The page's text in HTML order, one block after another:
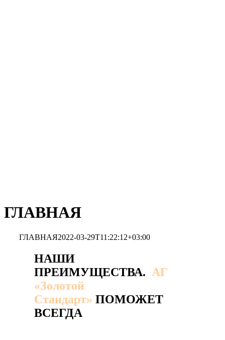
ГЛАВНАЯ
ГЛАВНАЯ2022-03-29T11:22:12+03:00
НАШИ
ПРЕИМУЩЕСТВА. АГ
«Золотой
Стандарт» ПОМОЖЕТ
ВСЕГДА